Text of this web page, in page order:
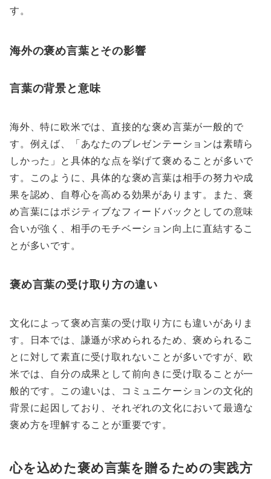
す。
海外の褒め言葉とその影響
言葉の背景と意味
海外、特に欧米では、直接的な褒め言葉が一般的で
す。例えば、「あなたのプレゼンテーションは素晴ら
しかった」と具体的な点を挙げて褒めることが多いで
す。このように、具体的な褒め言葉は相手の努力や成
果を認め、自尊心を高める効果があります。また、褒
め言葉にはポジティブなフィードバックとしての意味
合いが強く、相手のモチベーション向上に直結するこ
とが多いです。
褒め言葉の受け取り方の違い
文化によって褒め言葉の受け取り方にも違いがありま
す。日本では、謙遜が求められるため、褒められるこ
とに対して素直に受け取れないことが多いですが、欧
米では、自分の成果として前向きに受け取ることが一
般的です。この違いは、コミュニケーションの文化的
背景に起因しており、それぞれの文化において最適な
褒め方を理解することが重要です。
心を込めた褒め言葉を贈るための実践方